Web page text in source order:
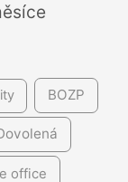
BOZP
office